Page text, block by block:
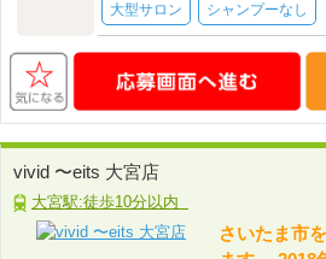
大型サロン シャンプーなし
vivid 〜eits 大宮店
大宮駅:徒歩10分以内
さいたま市